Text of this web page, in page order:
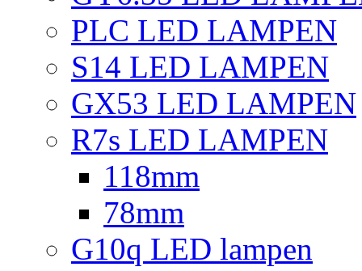
PLC LED LAMPEN
S14 LED LAMPEN
GX53 LED LAMPEN
R7s LED LAMPEN
118mm
78mm
G10q LED lampen